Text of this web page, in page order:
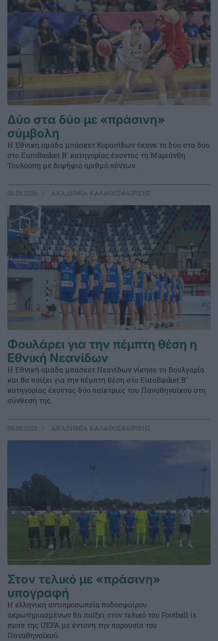
Δύο στα δύο με «πράσινη»
σύμβολη
Η Εθνική ομάδα μπάσκετ Κορασίδων έκανε το δύο στα δύο
στο EuroBasket Β' κατηγορίας έχοντας τη Μαριάνθη
Τουλούπη με διψήφιο αριθμό πόντων.
08.08.2026 ΑΚΑΔΗΜΙΑ ΚΑΛΑΘΟΣΦΑΙΡΙΣΗΣ
Φουλάρει για την πέμπτη θέση η
Εθνική Νεανίδων
Η Εθνική ομάδα μπάσκετ Νεανίδων νίκησε τη Βουλγαρία
και θα παίξει για την πέμπτη θέση στο EuroBasket Β'
κατηγορίας έχοντας δύο παίκτριες του Παναθηναϊκού στη
σύνθεσή της.
08.08.2026 ΑΚΑΔΗΜΙΑ ΚΑΛΑΘΟΣΦΑΙΡΙΣΗΣ
Στον τελικό με «πράσινη»
υπογραφή
Η ελληνική αντιπροσωπεία ποδοσφαίρου
ακρωτηριασμένων θα παίξει στον τελικό του Football is
more της UEFA με έντονη την παρουσία του
Παναθηναϊκού.